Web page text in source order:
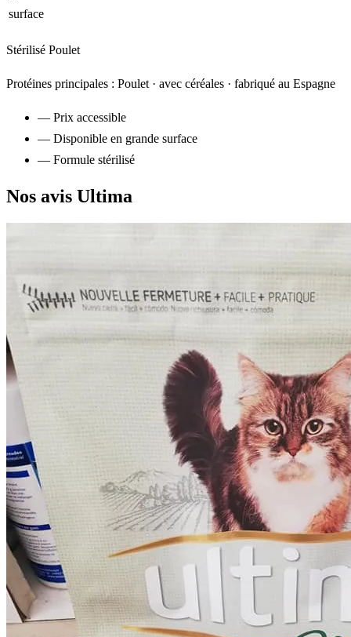
surface
Stérilisé Poulet
Protéines principales : Poulet · avec céréales · fabriqué au Espagne
— Prix accessible
— Disponible en grande surface
— Formule stérilisé
Nos avis Ultima